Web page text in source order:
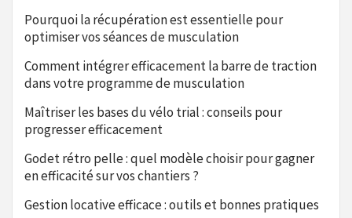
Pourquoi la récupération est essentielle pour
optimiser vos séances de musculation
Comment intégrer efficacement la barre de traction
dans votre programme de musculation
Maîtriser les bases du vélo trial : conseils pour
progresser efficacement
Godet rétro pelle : quel modèle choisir pour gagner
en efficacité sur vos chantiers ?
Gestion locative efficace : outils et bonnes pratiques